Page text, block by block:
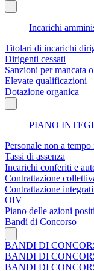
Incarichi
Titolari di incarichi
Dirigenti cessati
Sanzioni per mancata
Elevate qualificazioni
Dotazione organica
PIANO
Personale non a
Tassi di assenza
Incarichi conferiti e
Contrattazione
Contrattazione
OIV
Piano delle azioni
Bandi di Concorso
BANDI DI
BANDI DI
BANDI DI